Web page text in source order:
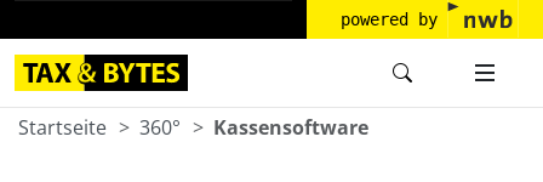
powered by
Startseite 360° Kassensoftware